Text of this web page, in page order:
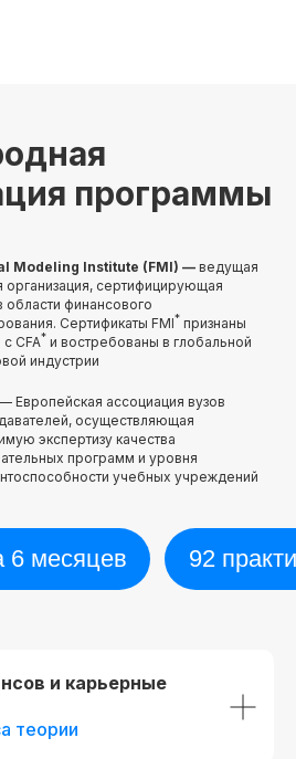
программы
Modeling Institute (FMI) — ведущая
организация, сертифицирующая
области финансового
Сертификаты FMI* признаны
CFA* и востребованы в глобальной
индустрии
— Европейская ассоциация вузов
осуществляющая
экспертизу качества
программ и уровня
учебных учреждений
и карьерные
теории